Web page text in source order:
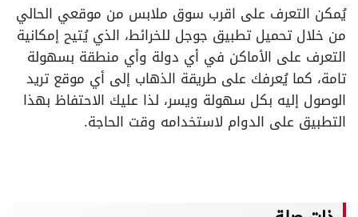
يُمكن التعرف على اقرب سوق ملابس من موقعي الحالي
من خلال تحميل تطبيق جوجل للخرائط، الذي يُتيح إمكانية
التعرف على الأماكن في أي دولة وأي منطقة بسهولة
تامة، كما يُعرفك على طريقة الذهاب إلى أي موقع تريد
الوصول إليه بكل سهولة ويسر، لذا عليك الاحتفاظ بهذا
التطبيق على الدوام لاستخدامه وقت الحاجة.